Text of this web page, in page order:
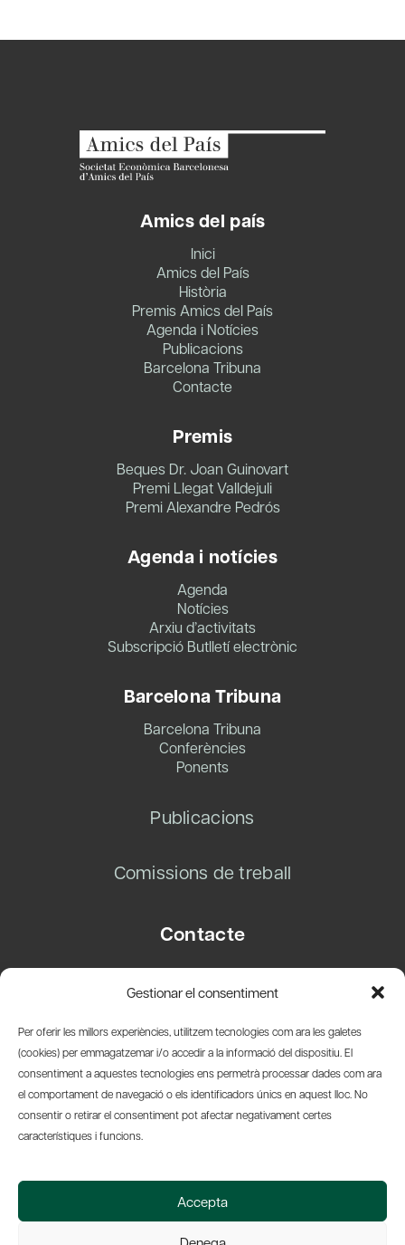
Gestionar el consentiment
Per oferir les millors experiències, utilitzem tecnologies com ara les galetes
(cookies) per emmagatzemar i/o accedir a la informació del dispositiu. El
consentiment a aquestes tecnologies ens permetrà processar dades com ara
el comportament de navegació o els identificadors únics en aquest lloc. No
consentir o retirar el consentiment pot afectar negativament certes
característiques i funcions.
Accepta
Amics del país
Inici
Amics del País
Història
Premis Amics del País
Agenda i Notícies
Publicacions
Barcelona Tribuna
Contacte
Premis
Beques Dr. Joan Guinovart
Premi Llegat Valldejuli
Premi Alexandre Pedrós
Agenda i notícies
Agenda
Notícies
Arxiu d’activitats
Subscripció Butlletí electrònic
Barcelona Tribuna
Barcelona Tribuna
Conferències
Ponents
Publicacions
Comissions de treball
Contacte
08003 Barcelona
info@amicsdelpais.com
Suscripció Newsletter
© 2026 Societat Econòmica Barcelonesa d'Amics del País